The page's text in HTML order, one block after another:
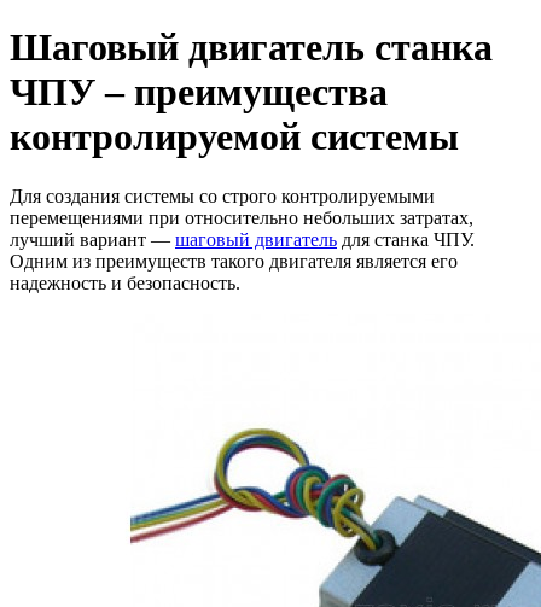
Шаговый двигатель станка
ЧПУ – преимущества
контролируемой системы
Для создания системы со строго контролируемыми
перемещениями при относительно небольших затратах,
лучший вариант — шаговый двигатель для станка ЧПУ.
Одним из преимуществ такого двигателя является его
надежность и безопасность.